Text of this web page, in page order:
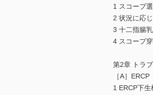
1 スコープ
2 状況に応
3 十二指腸
4 スコープ
第2章 トラ
［A］ERCP
1 ERCP下生